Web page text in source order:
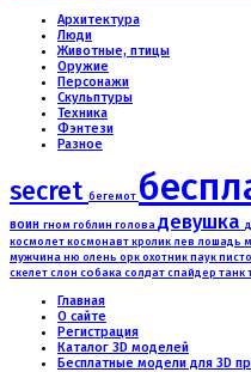
Архитектура
Люди
Животные, птицы
Оружие
Персонажи
Скульптуры
Техника
Фэнтези
Разное
secret бегемот
воин гном гоблин голова девушка
космолет космонавт кролик лев лошадь
мужчина ню олень орк охотник паук
скелет слон собакасолдат спайдер танк
Главная
О сайте
Регистрация
Каталог 3D моделей
Бесплатные модели для 3D